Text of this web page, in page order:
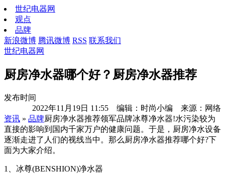
世纪电器网
观点
品牌
新浪微博 腾讯微博 RSS 联系我们
世纪电器网
厨房净水器哪个好？厨房净水器推荐
发布时间
2022年11月19日 11:55 编辑：时尚小编 来源：网络
资讯 » 品牌厨房净水器推荐领军品牌冰尊净水器!水污染较为
直接的影响到国内千家万户的健康问题。于是，厨房净水设备
逐渐走进了人们的视线当中。那么厨房净水器推荐哪个好?下
面为大家介绍。
1、冰尊(BENSHION)净水器